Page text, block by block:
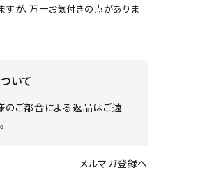
が、万一お気付きの点がありま
いて
のご都合による返品はご遠
メルマガ登録へ